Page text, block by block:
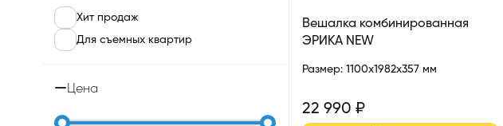
Хит продаж
Для съемных квартир
Цена
Вешалка комбинированная
ЭРИКА NEW
Размер: 1100x1982x357 мм
22 990 ₽